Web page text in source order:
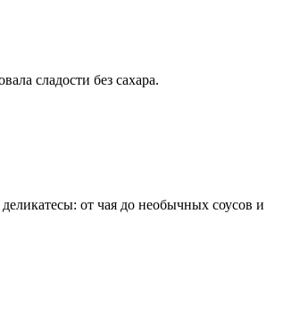
сладости без сахара.
от чая до необычных соусов и